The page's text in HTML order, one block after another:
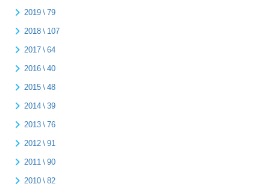
2019 \ 79
2018 \ 107
2017 \ 64
2016 \ 40
2015 \ 48
2014 \ 39
2013 \ 76
2012 \ 91
2011 \ 90
2010 \ 82